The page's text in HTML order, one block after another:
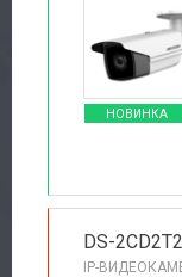
НОВИНКА
DS-
IP-